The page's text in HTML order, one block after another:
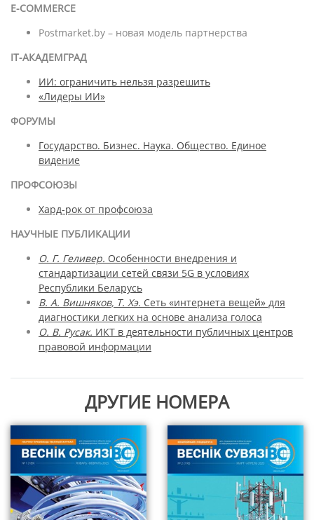
E-COMMERCE
Postmarket.by – новая модель партнерства
IT-АКАДЕМГРАД
ИИ: ограничить нельзя разрешить
«Лидеры ИИ»
ФОРУМЫ
Государство. Бизнес. Наука. Общество. Единое
видение
ПРОФСОЮЗЫ
Хард-рок от профсоюза
НАУЧНЫЕ ПУБЛИКАЦИИ
О. Г. Геливер. Особенности внедрения и
стандартизации сетей связи 5G в условиях
Республики Беларусь
В. А. Вишняков, Т. Хэ. Сеть «интернета вещей» для
диагностики легких на основе анализа голоса
О. В. Русак. ИКТ в деятельности публичных центров
правовой информации
ДРУГИЕ НОМЕРА